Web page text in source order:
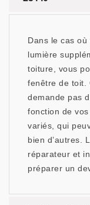
Dans le cas
lumière
toiture, vous
fenêtre de toit.
demande pas
fonction de
variés, qui
bien d’autres.
réparateur et
préparer un